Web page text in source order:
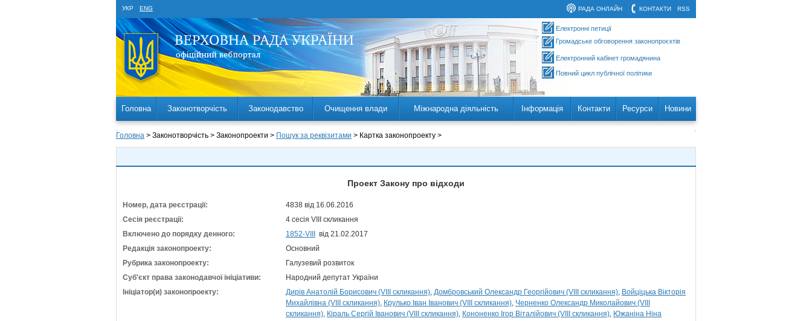
УКР ENG RSS
КОНТАКТИ
РАДА ОНЛАЙН
Електронні петиції
Громадське обговорення законопроєктів
Електронний кабінет громадянина
Повний цикл публічної політики
Головна Законотворчість Законодавство Очищення влади Міжнародна діяльність Інформація Контакти Ресурси Новини
Головна > Законотворчість > Законопроекти > Пошук за реквізитами > Картка законопроекту >
Проект Закону про відходи
Номер, дата реєстрації:
4838 від 16.06.2016
Сесія реєстрації:
4 сесія VIII скликання
Включено до порядку денного:
1852-VIII
від 21.02.2017
Редакція законопроекту:
Основний
Рубрика законопроекту:
Галузевий розвиток
Суб'єкт права законодавчої ініціативи:
Народний депутат України
Ініціатор(и) законопроекту:
Дирів Анатолій Борисович (VIII скликання) Домбровський Олександр Георгійович (VIII скликання) Войціцька Вікторія
Михайлівна (VIII скликання) Крулько Іван Іванович (VIII скликання) Черненко Олександр Миколайович (VIII
скликання) Кіраль Сергій Іванович (VIII скликання) Кононенко Ігор Віталійович (VIII скликання) Южаніна Ніна